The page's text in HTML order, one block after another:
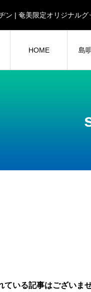
ン | 奄美限定オリジナ
HOME 島
ている記事はございませ